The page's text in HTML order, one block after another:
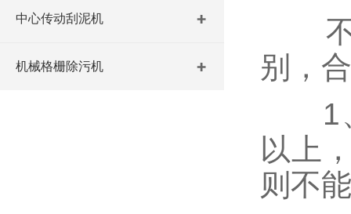
中心传动刮泥机
机械格栅除污机
不
别，
1、
以上
则不